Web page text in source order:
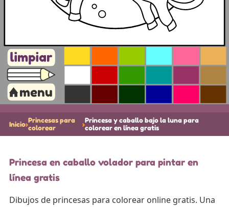
Inicio›Princesas para
colorear
›Princesa y caballo bajo la luna para
colorear en línea gratis
Princesa en caballo volador para pintar en
línea gratis
Dibujos de princesas para colorear online gratis. Una